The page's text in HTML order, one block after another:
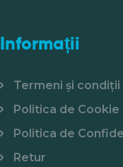
Informații
Termeni și condiții
Politica de Cookie
Politica de
Retur